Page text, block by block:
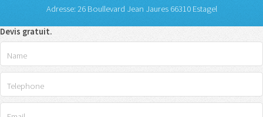
Adresse: 26 Boullevard Jean Jaures 66310 Estagel
Devis gratuit.